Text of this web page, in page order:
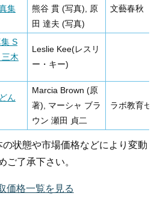
集
熊谷 貫 (写真), 原
田 達夫 (写真)
文藝春秋
S
木
Leslie Kee(レスリ
ー・キー)
ん
Marcia Brown (原
著), マーシャ ブラ
ウン 瀬田 貞二
ラボ教育セ
状態や市場価格などにより変動
ご了承下さい。
価格一覧を見る